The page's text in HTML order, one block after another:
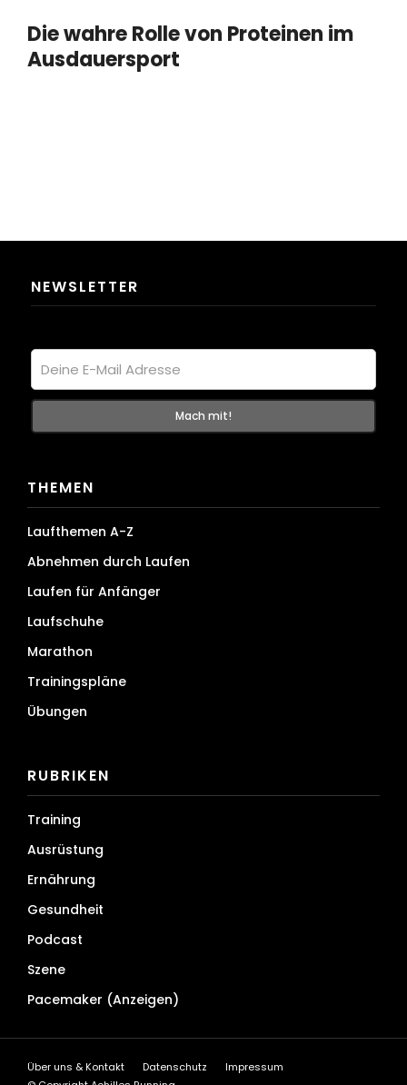
Die wahre Rolle von Proteinen im
Ausdauersport
NEWSLETTER
THEMEN
Laufthemen A-Z
Abnehmen durch Laufen
Laufen für Anfänger
Laufschuhe
Marathon
Trainingspläne
Übungen
RUBRIKEN
Training
Ausrüstung
Ernährung
Gesundheit
Podcast
Szene
Pacemaker (Anzeigen)
Über uns & Kontakt Datenschutz
Impressum